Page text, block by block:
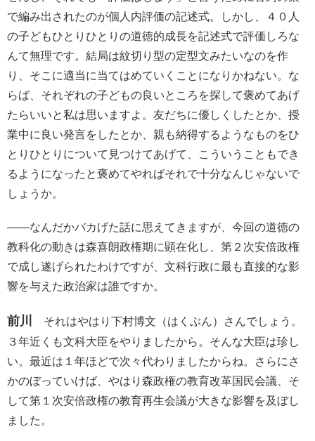
で編み出されたのが個人内評価の記述式。しかし、４０人
の子どもひとりひとりの道徳的成長を記述式で評価しろな
んて無理です。結局は紋切り型の定型文みたいなのを作
り、そこに適当に当てはめていくことになりかねない。な
らば、それぞれの子どもの良いところを探して褒めてあげ
たらいいと私は思いますよ。友だちに優しくしたとか、授
業中に良い発言をしたとか、親も納得するようなものをひ
とりひとりについて見つけてあげて、こういうこともでき
るようになったと褒めてやればそれで十分なんじゃないで
しょうか。
――なんだかバカげた話に思えてきますが、今回の道徳の
教科化の動きは森喜朗政権期に顕在化し、第２次安倍政権
で成し遂げられたわけですが、文科行政に最も直接的な影
響を与えた政治家は誰ですか。
前川
それはやはり下村博文（はくぶん）さんでしょう。
３年近くも文科大臣をやりましたから。そんな大臣は珍し
い。最近は１年ほどで次々代わりましたからね。さらにさ
かのぼっていけば、やはり森政権の教育改革国民会議、そ
して第１次安倍政権の教育再生会議が大きな影響を及ぼし
ました。